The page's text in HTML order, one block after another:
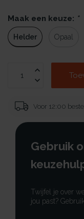
Maak een keuze: *
Helder Opaal
Voor 12:00
Gebruik
Twijfel je over
jou past?